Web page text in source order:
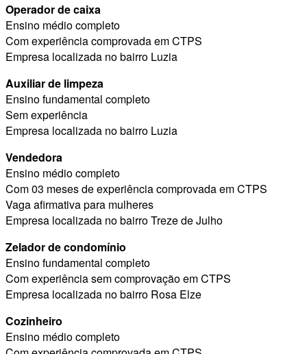
Operador de caixa
Ensino médio completo
Com experiência comprovada em CTPS
Empresa localizada no bairro Luzia
Auxiliar de limpeza
Ensino fundamental completo
Sem experiência
Empresa localizada no bairro Luzia
Vendedora
Ensino médio completo
Com 03 meses de experiência comprovada em CTPS
Vaga afirmativa para mulheres
Empresa localizada no bairro Treze de Julho
Zelador de condomínio
Ensino fundamental completo
Com experiência sem comprovação em CTPS
Empresa localizada no bairro Rosa Elze
Cozinheiro
Ensino médio completo